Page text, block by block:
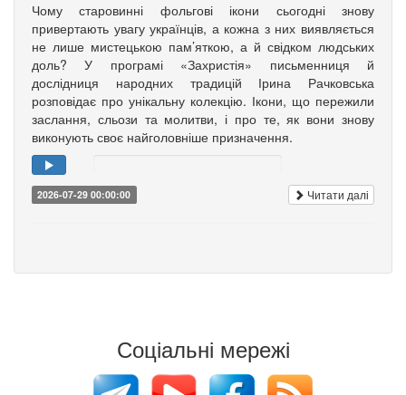
Чому старовинні фольгові ікони сьогодні знову
привертають увагу українців, а кожна з них виявляється
не лише мистецькою пам’яткою, а й свідком людських
доль? У програмі «Захристія» письменниця й
дослідниця народних традицій Ірина Рачковська
розповідає про унікальну колекцію. Ікони, що пережили
заслання, сльози та молитви, і про те, як вони знову
виконують своє найголовніше призначення.
2026-07-29 00:00:00 Читати далі
Соціальні мережі